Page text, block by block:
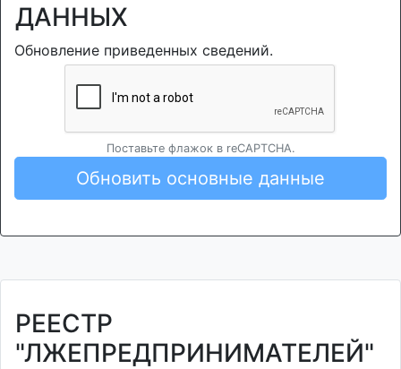
ДАННЫХ
Обновление приведенных сведений.
Поставьте флажок в reCAPTCHA.
Обновить основные данные
РЕЕСТР
"ЛЖЕПРЕДПРИНИМАТЕЛЕЙ"